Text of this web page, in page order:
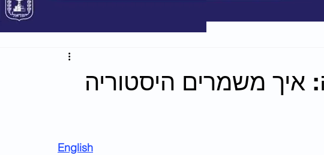
איך משמרים היסטוריה
English